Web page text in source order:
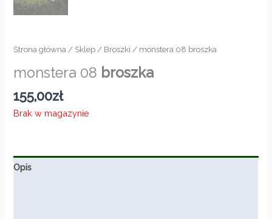
Strona główna / Sklep / Broszki / monstera 08 broszka
monstera 08 broszka
155,00zł
Brak w magazynie
Opis